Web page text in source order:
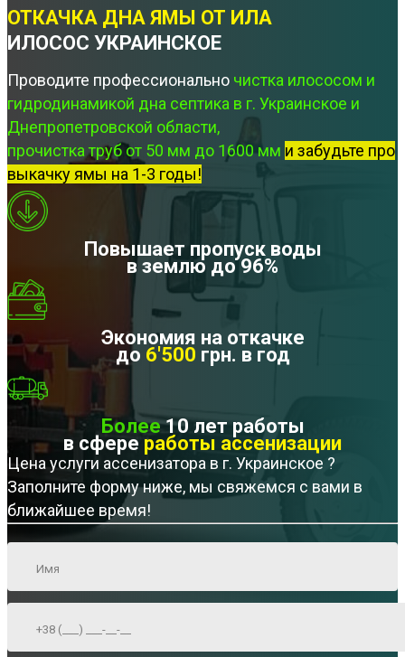
ОТКАЧКА ДНА ЯМЫ ОТ ИЛА
ИЛОСОС УКРАИНСКОЕ
Проводите профессионально чистка илососом и
гидродинамикой дна септика в г. Украинское и
Днепропетровской области,
прочистка труб от 50 мм до 1600 мм и забудьте про
выкачку ямы на 1-3 годы!
Повышает пропуск воды
в землю до 96%
Экономия на откачке
до 6'500 грн. в год
Более10 лет работы
в сфере работы ассенизации
Цена услуги ассенизатора в г. Украинское ?
Заполните форму ниже, мы свяжемся с вами в
ближайшее время!